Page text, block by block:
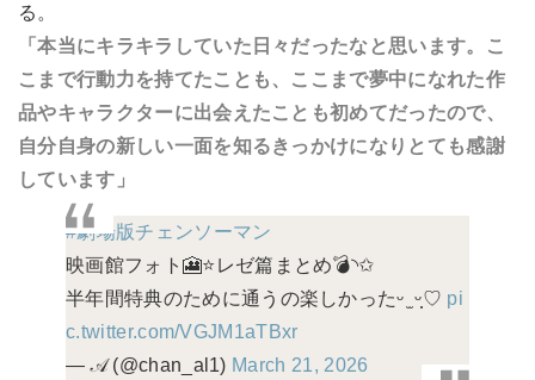
る。
「本当にキラキラしていた日々だったなと思います。こ
こまで行動力を持てたことも、ここまで夢中になれた作
品やキャラクターに出会えたことも初めてだったので、
自分自身の新しい一面を知るきっかけになりとても感謝
しています」
#劇場版チェンソーマン
映画館フォト🎦⭐️レゼ篇まとめ💣◝✩
半年間特典のために通うの楽しかったᵕ ̫ ᵕ̩̩♡ pi
c.twitter.com/VGJM1aTBxr
— 𝒜 (@chan_al1) March 21, 2026